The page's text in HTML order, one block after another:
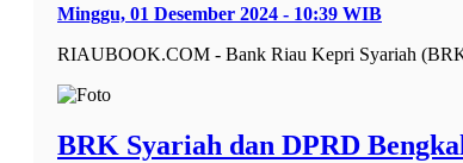
Minggu, 01 Desember 2024 - 10:39 WIB
RIAUBOOK.COM - Bank Riau Kepri Syariah (BRK
BRK Syariah dan DPRD